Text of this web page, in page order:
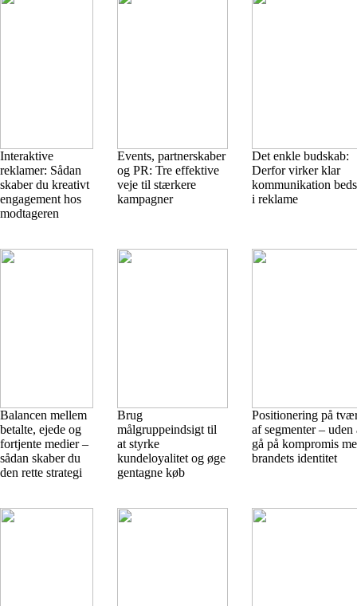
Interaktive
reklamer: Sådan
skaber du kreativt
engagement hos
modtageren
Events, partnerskaber
og PR: Tre effektive
veje til stærkere
kampagner
Det enkle budskab:
Derfor virker klar
kommunikation
i reklame
Balancen mellem
betalte, ejede og
fortjente medier –
sådan skaber du
den rette strategi
Brug
målgruppeindsigt til
at styrke
kundeloyalitet og øge
gentagne køb
Positionering på
af segmenter – uden
gå på kompromis
brandets identitet